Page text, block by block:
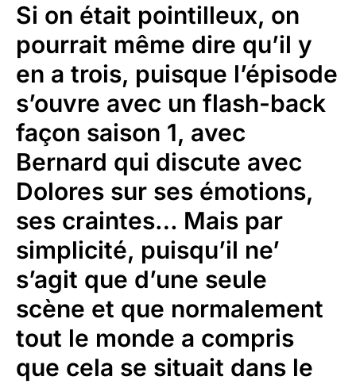
Si on était pointilleux, on
pourrait même dire qu’il y
en a trois, puisque l’épisode
s’ouvre avec un flash-back
façon saison 1, avec
Bernard qui discute avec
Dolores sur ses émotions,
ses craintes… Mais par
simplicité, puisqu’il ne’
s’agit que d’une seule
scène et que normalement
tout le monde a compris
que cela se situait dans le